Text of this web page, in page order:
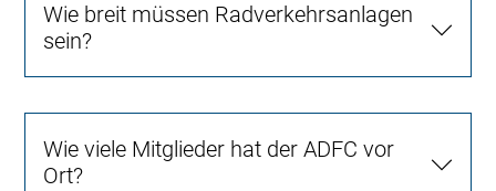
Wie breit müssen Radverkehrsanlagen
sein?
Wie viele Mitglieder hat der ADFC vor
Ort?